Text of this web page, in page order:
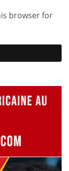
browser for